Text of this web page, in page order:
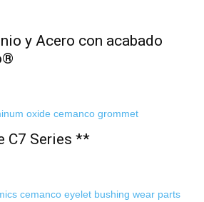
y Acero con acabado
C7 Series **